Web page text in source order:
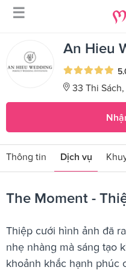
☰
Trang chủ Sản phẩm dịch vụ
An Hieu
33 Thi
Thông tin Dịch vụ
The Moment -
Thiệp cưới hình ảnh đã
nhẹ nhàng mà sáng tạo
khoảnh khắc hạnh phúc